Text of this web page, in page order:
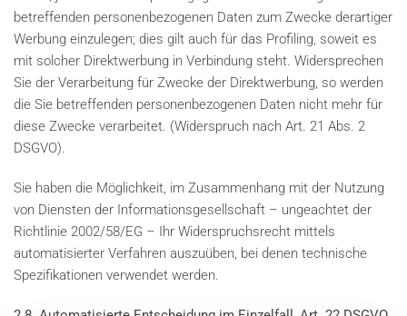
betreffenden personenbezogenen Daten zum Zwecke derartiger
Werbung einzulegen; dies gilt auch für das Profiling, soweit es
mit solcher Direktwerbung in Verbindung steht. Widersprechen
Sie der Verarbeitung für Zwecke der Direktwerbung, so werden
die Sie betreffenden personenbezogenen Daten nicht mehr für
diese Zwecke verarbeitet. (Widerspruch nach Art. 21 Abs. 2
DSGVO).
Sie haben die Möglichkeit, im Zusammenhang mit der Nutzung
von Diensten der Informationsgesellschaft – ungeachtet der
Richtlinie 2002/58/EG – Ihr Widerspruchsrecht mittels
automatisierter Verfahren auszuüben, bei denen technische
Spezifikationen verwendet werden.